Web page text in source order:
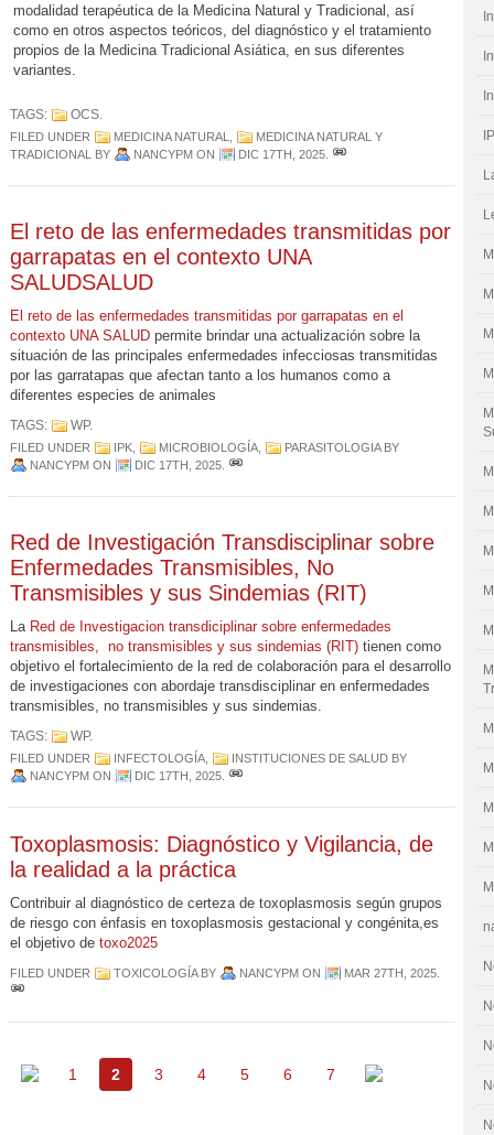
modalidad terapéutica de la Medicina Natural y Tradicional, así
como en otros aspectos teóricos, del diagnóstico y el tratamiento
propios de la Medicina Tradicional Asiática, en sus diferentes
variantes.
TAGS: OCS.
FILED UNDER MEDICINA NATURAL
MEDICINA NATURAL Y
TRADICIONAL
BY NANCYPM ON DIC 17TH, 2025
El reto de las enfermedades transmitidas por
garrapatas en el contexto UNA
SALUDSALUD
El reto de las enfermedades transmitidas por garrapatas en el
contexto UNA SALUD permite brindar una actualización sobre la
situación de las principales enfermedades infecciosas transmitidas
por las garratapas que afectan tanto a los humanos como a
diferentes especies de animales
TAGS: WP.
FILED UNDER IPK MICROBIOLOGÍA PARASITOLOGIABY
NANCYPM ON DIC 17TH, 2025
Red de Investigación Transdisciplinar sobre
Enfermedades Transmisibles, No
Transmisibles y sus Sindemias (RIT)
La Red de Investigacion transdiciplinar sobre enfermedades
transmisibles, no transmisibles y sus sindemias (RIT) tienen como
objetivo el fortalecimiento de la red de colaboración para el desarrollo
de investigaciones con abordaje transdisciplinar en enfermedades
transmisibles, no transmisibles y sus sindemias.
TAGS: WP.
FILED UNDER INFECTOLOGÍA INSTITUCIONES DE SALUD BY
NANCYPM ON DIC 17TH, 2025
Toxoplasmosis: Diagnóstico y Vigilancia, de
la realidad a la práctica
Contribuir al diagnóstico de certeza de toxoplasmosis según grupos
de riesgo con énfasis en toxoplasmosis gestacional y congénita,es
el objetivo de toxo2025
FILED UNDER TOXICOLOGÍABY NANCYPM ON MAR 27TH, 2025
1 2 3 4 5 6 7